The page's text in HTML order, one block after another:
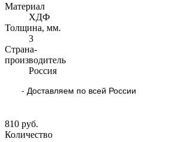
Материал
ХДФ
Толщина, мм.
3
Страна-
производитель
Россия
- Доставляем по всей России
810 руб.
Количество